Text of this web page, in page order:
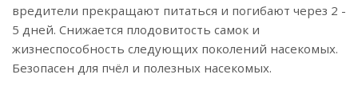
вредители прекращают питаться и погибают через 2 -
5 дней. Снижается плодовитость самок и
жизнеспособность следующих поколений насекомых.
Безопасен для пчёл и полезных насекомых.